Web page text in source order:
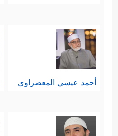
أحمد عيسي المعصراوي